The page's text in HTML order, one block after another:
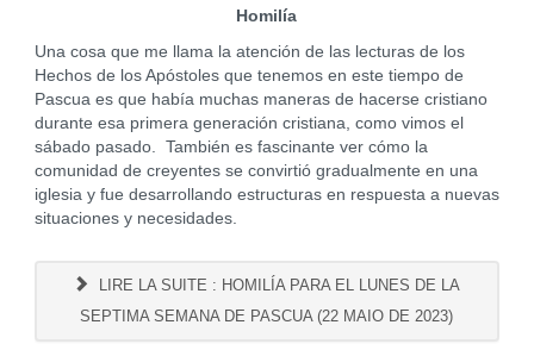
Homilía
Una cosa que me llama la atención de las lecturas de los
Hechos de los Apóstoles que tenemos en este tiempo de
Pascua es que había muchas maneras de hacerse cristiano
durante esa primera generación cristiana, como vimos el
sábado pasado. También es fascinante ver cómo la
comunidad de creyentes se convirtió gradualmente en una
iglesia y fue desarrollando estructuras en respuesta a nuevas
situaciones y necesidades.
LIRE LA SUITE : HOMILÍA PARA EL LUNES DE LA
SEPTIMA SEMANA DE PASCUA (22 MAIO DE 2023)